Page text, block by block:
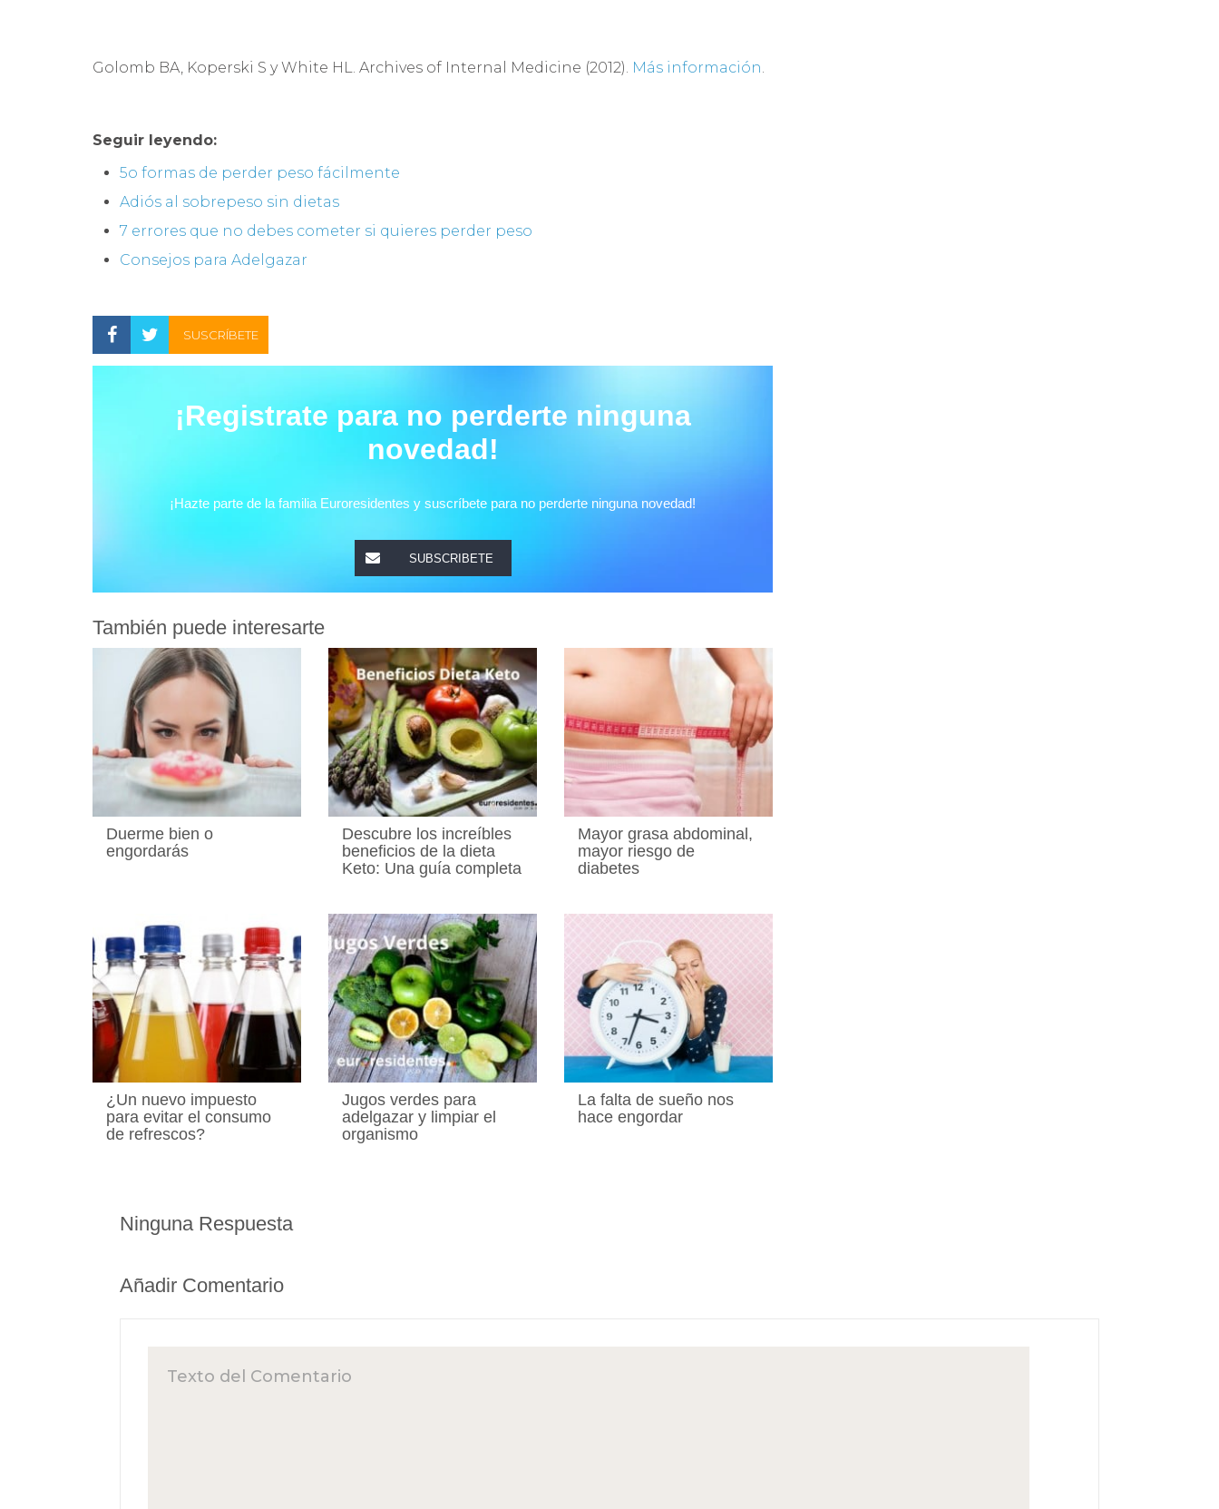
Golomb BA, Koperski S y White HL. Archives of Internal Medicine (2012). Más información.
Seguir leyendo:
5o formas de perder peso fácilmente
Adiós al sobrepeso sin dietas
7 errores que no debes cometer si quieres perder peso
Consejos para Adelgazar
SUSCRÍBETE
También puede interesarte
Duerme bien o
engordarás
Descubre los increíbles
beneficios de la dieta
Keto: Una guía completa
Mayor grasa abdominal,
mayor riesgo de
diabetes
¿Un nuevo impuesto
para evitar el consumo
de refrescos?
Jugos verdes para
adelgazar y limpiar el
organismo
La falta de sueño nos
hace engordar
Ninguna Respuesta
Añadir Comentario